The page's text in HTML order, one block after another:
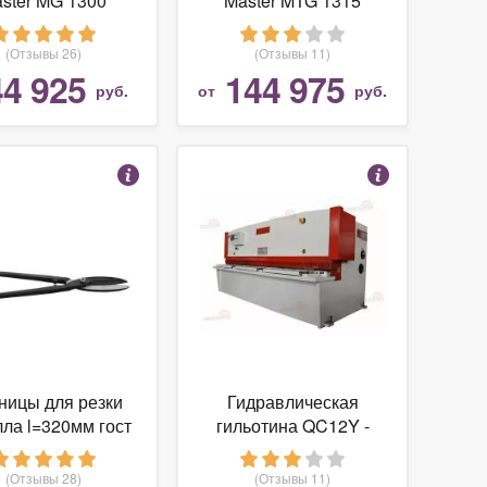
(Отзывы 26)
925 руб.
(Отзывы 11)
от 144 975 руб.
для резки
l=320мм гост
75 Без тм, 009-
0289
(Отзывы 28)
Гидравлическая
гильотина QC12Y -
6x3200 с ЧПУ Е21S
(Отзывы 11)